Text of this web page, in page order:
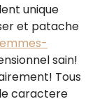
unique
et patache
sain!
Tous
caractere